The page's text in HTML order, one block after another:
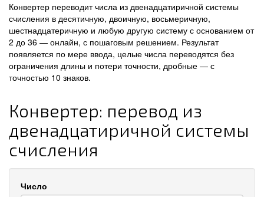
Конвертер переводит числа из двенадцатиричной системы
счисления в десятичную, двоичную, восьмеричную,
шестнадцатеричную и любую другую систему с основанием от
2 до 36 — онлайн, с пошаговым решением. Результат
появляется по мере ввода, целые числа переводятся без
ограничения длины и потери точности, дробные — с
точностью 10 знаков.
Конвертер: перевод из
двенадцатиричной системы
счисления
Число